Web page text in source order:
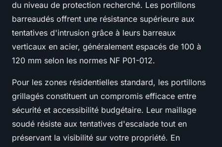
du niveau de protection recherché. Les portillons
barreaudés offrent une résistance supérieure aux
tentatives d'intrusion grâce à leurs barreaux
verticaux en acier, généralement espacés de 100 à
120 mm selon les normes NF P01-012.
Pour les zones résidentielles standard, les portillons
grillagés constituent un compromis efficace entre
sécurité et accessibilité budgétaire. Leur maillage
soudé résiste aux tentatives d'escalade tout en
préservant la visibilité sur votre propriété. En